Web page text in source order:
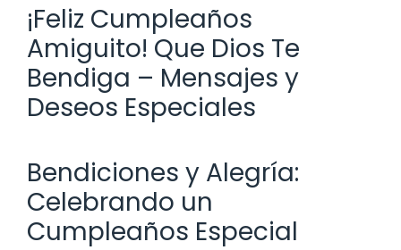
¡Feliz Cumpleaños
Amiguito! Que Dios Te
Bendiga – Mensajes y
Deseos Especiales
Bendiciones y Alegría:
Celebrando un
Cumpleaños Especial